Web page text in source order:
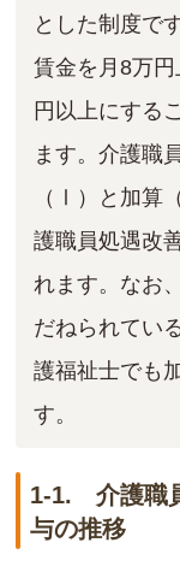
とした制度で
賃金を月8万
円以上にする
ます。介護職
（Ⅰ）と加算
護職員処遇改
れます。なお
だねられてい
護福祉士でも
す。
1-1. 介護職
与の推移